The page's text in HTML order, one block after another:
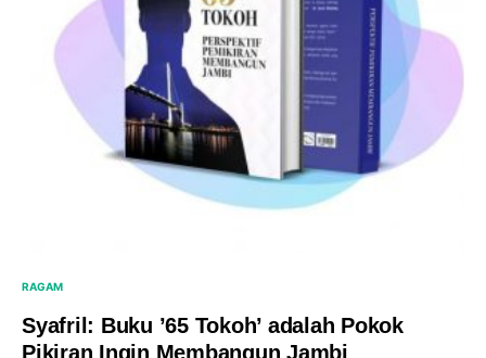
RAGAM
Syafril: Buku ’65 Tokoh’ adalah Pokok
Pikiran Ingin Membangun Jambi